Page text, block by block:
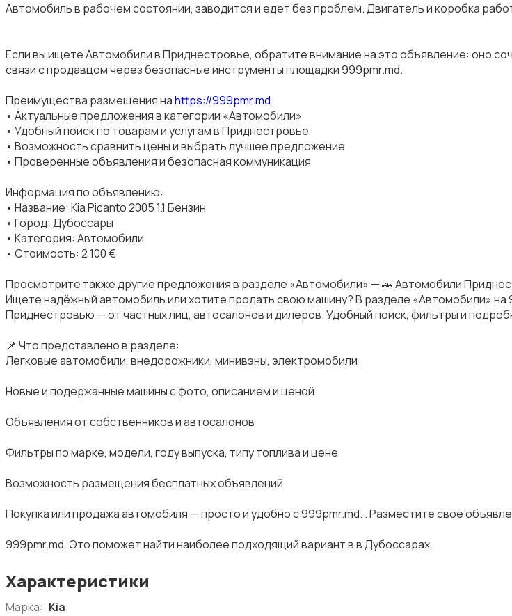
Автомобиль в рабочем состоянии, заводится и едет без проблем. Двигатель и коробка
Если вы ищете Автомобили в Приднестровье, обратите внимание на это объявление: оно
связи с продавцом через безопасные инструменты площадки 999pmr.md.
Преимущества размещения наhttps://999pmr.md
• Актуальные предложения в категории «Автомобили»
• Удобный поиск по товарам и услугам в Приднестровье
• Возможность сравнить цены и выбрать лучшее предложение
• Проверенные объявления и безопасная коммуникация
Информация по объявлению:
• Название: Kia Picanto 2005 1.1 Бензин
• Город: Дубоссары
• Категория: Автомобили
• Стоимость: 2 100 €
Просмотрите также другие предложения в разделе «Автомобили» — 🚗 Автомобили
Ищете надёжный автомобиль или хотите продать свою машину? В разделе «Автомобили»
Приднестровью — от частных лиц, автосалонов и дилеров. Удобный поиск, фильтры и
📌 Что представлено в разделе:
Легковые автомобили, внедорожники, минивэны, электромобили
Новые и подержанные машины с фото, описанием и ценой
Объявления от собственников и автосалонов
Фильтры по марке, модели, году выпуска, типу топлива и цене
Возможность размещения бесплатных объявлений
Покупка или продажа автомобиля — просто и удобно с 999pmr.md. . Разместите своё
999pmr.md. Это поможет найти наиболее подходящий вариант в в Дубоссарах.
Характеристики
Марка: Kia